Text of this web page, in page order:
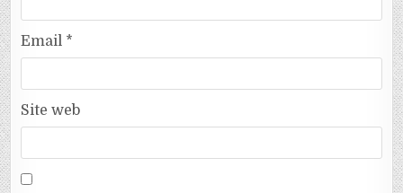
Email *
Site web